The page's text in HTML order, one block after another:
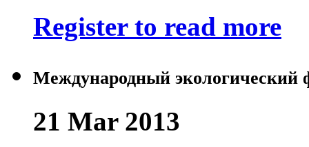
Register to read more
Международный экологический
21 Mar 2013